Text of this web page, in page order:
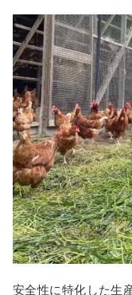
安全性に特化した生